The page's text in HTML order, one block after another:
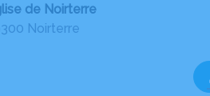
de Noirterre
Noirterre